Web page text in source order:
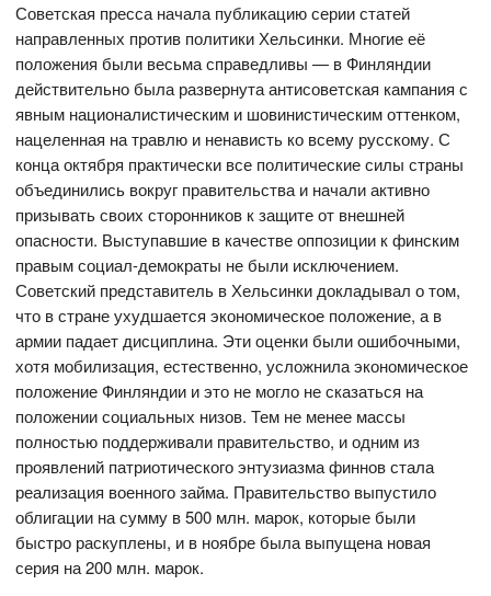
Советская пресса начала публикацию серии статей
направленных против политики Хельсинки. Многие её
положения были весьма справедливы — в Финляндии
действительно была развернута антисоветская кампания с
явным националистическим и шовинистическим оттенком,
нацеленная на травлю и ненависть ко всему русскому. С
конца октября практически все политические силы страны
объединились вокруг правительства и начали активно
призывать своих сторонников к защите от внешней
опасности. Выступавшие в качестве оппозиции к финским
правым социал-демократы не были исключением.
Советский представитель в Хельсинки докладывал о том,
что в стране ухудшается экономическое положение, а в
армии падает дисциплина. Эти оценки были ошибочными,
хотя мобилизация, естественно, усложнила экономическое
положение Финляндии и это не могло не сказаться на
положении социальных низов. Тем не менее массы
полностью поддерживали правительство, и одним из
проявлений патриотического энтузиазма финнов стала
реализация военного займа. Правительство выпустило
облигации на сумму в 500 млн. марок, которые были
быстро раскуплены, и в ноябре была выпущена новая
серия на 200 млн. марок.